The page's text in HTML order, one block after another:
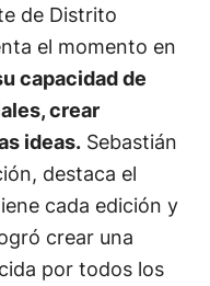
de Distrito
el momento en
capacidad de
crear
ideas.Sebastián
destaca el
cada edición y
crear una
por todos los